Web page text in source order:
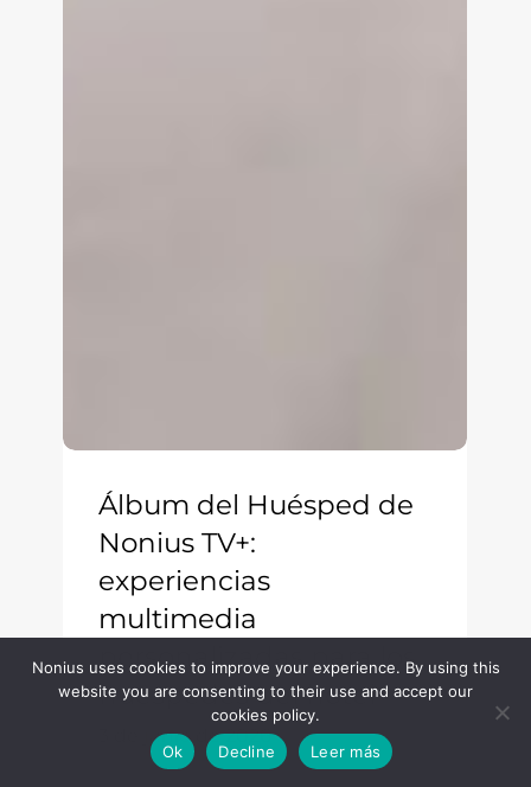
Álbum del Huésped de
Nonius TV+:
experiencias
multimedia
personalizadas para los
huéspedes del hotel
3 de junio de 2026
Nonius uses cookies to improve your experience. By using this
website you are consenting to their use and accept our
cookies policy.
Ok
Decline Leer más